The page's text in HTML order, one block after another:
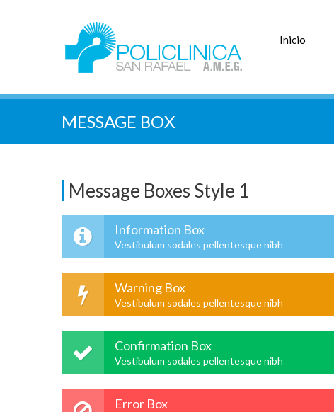
Inicio
MESSAGE BOX
Message Boxes Style 1
Information Box
Vestibulum sodales pellentesque nibh
Warning Box
Vestibulum sodales pellentesque nibh
Confirmation Box
Vestibulum sodales pellentesque nibh
Error Box